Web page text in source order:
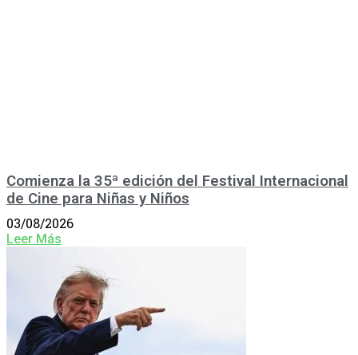
Comienza la 35ª edición del Festival Internacional
de Cine para Niñas y Niños
03/08/2026
Leer Más